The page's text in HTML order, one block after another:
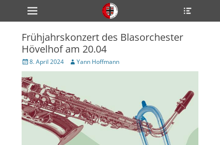
zum
Inhalt
Primärmenü
Frühjahrskonzert des Blasorchester
Hövelhof am 20.04
Veröffentlicht
am
8. April 2024 Author
Yann Hoffmann